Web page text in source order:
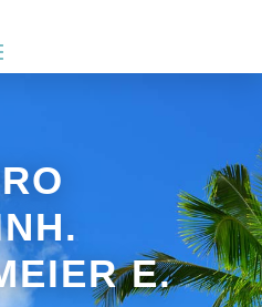
E.